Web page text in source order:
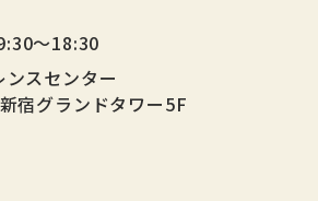
～18:30
スセンター
宿グランドタワー5F